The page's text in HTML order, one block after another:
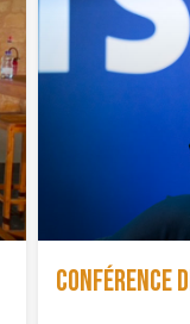
Conférence